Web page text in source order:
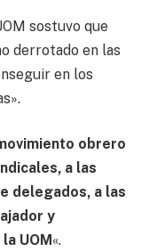
sostuvo que
derrotado en las
en los
obrero
a las
delegados, a las
y
UOM «.